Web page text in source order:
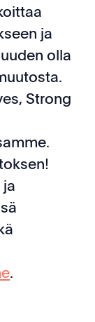
ja
olla
Strong
.